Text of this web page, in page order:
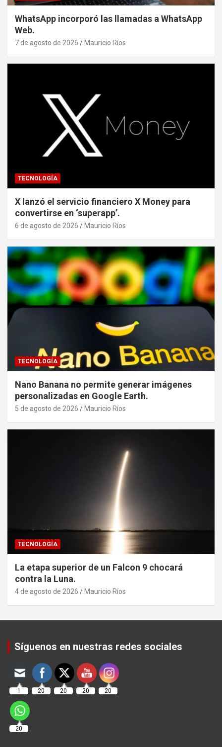
WhatsApp incorporó las llamadas a WhatsApp
Web.
7 de agosto de 2026 Mauricio Ríos
TECNOLOGÍA
X lanzó el servicio financiero X Money para
convertirse en ‘superapp’.
6 de agosto de 2026 Mauricio Ríos
TECNOLOGÍA
Nano Banana no permite generar imágenes
personalizadas en Google Earth.
5 de agosto de 2026 Mauricio Ríos
TECNOLOGÍA
La etapa superior de un Falcon 9 chocará
contra la Luna.
4 de agosto de 2026 Mauricio Ríos
Síguenos en nuestras redes sociales
1 20 20 20 20
20